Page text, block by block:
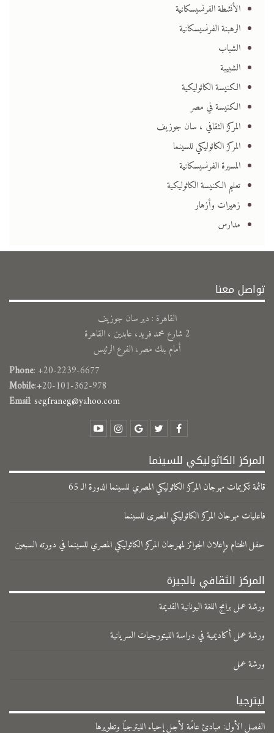
الأنشطة الفرنسيسكانية
الرهبنة الفرنسيسكانية
الشباب
الشبيبة
الكنيسة الكاثوليكية
الكنيسة في مصر
المركز الثقافي ، سان جوزيف
المركز الكاثوليكي للسينما
المسيرة الفرنسيسكانية
تعليم الكنيسة الكاثوليكية
زهيرات وأزهار
مدارس
تواصل معنا
القاهرة : دير سان جوزيف
2 شارع محمد فريد، عابدين ، القاهرة
أمام بنك مصر، الفرع الرئيس
Phone: +20-2239-6677
Mobile:+20-101-362-978
Email:segfraneg@yahoo.com
المركز الكاثوليكي للسينما
قائمة تكريمات مهرجان المركز الكاثوليكي المصري للسينما الدورة الـ 65
فاعليات مهرجان المركز الكاثوليكي المصرى للسينما
حفل الختام وإعلان الجوائز لمهرجان المركز الكاثوليكي المصري للسينما في دورته السبعين
المركز الثقافي بالجيزة
ورشة عمل برامج اللغة اليونانية القديمة
ورشة عمل أكاديمية في دراسة الليتورجيات السريانية
ورشة عمل
ليترجيا
الفصل الأول: مبادئ عامّة لأجل إحياء الليترجيّا وتطويرها